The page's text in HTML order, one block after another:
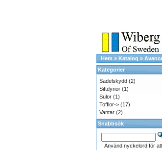
Hem » Katalog »
Kategorier
Sadelskydd (2)
Sittdynor (1)
Sulor (1)
Tofflor-> (17)
Vantar (2)
Snabbsök
Använd nyckelord för att